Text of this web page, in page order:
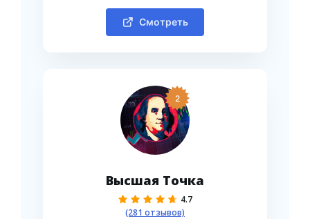
Смотреть
2
Высшая Точка
4.7
(281 отзывов)